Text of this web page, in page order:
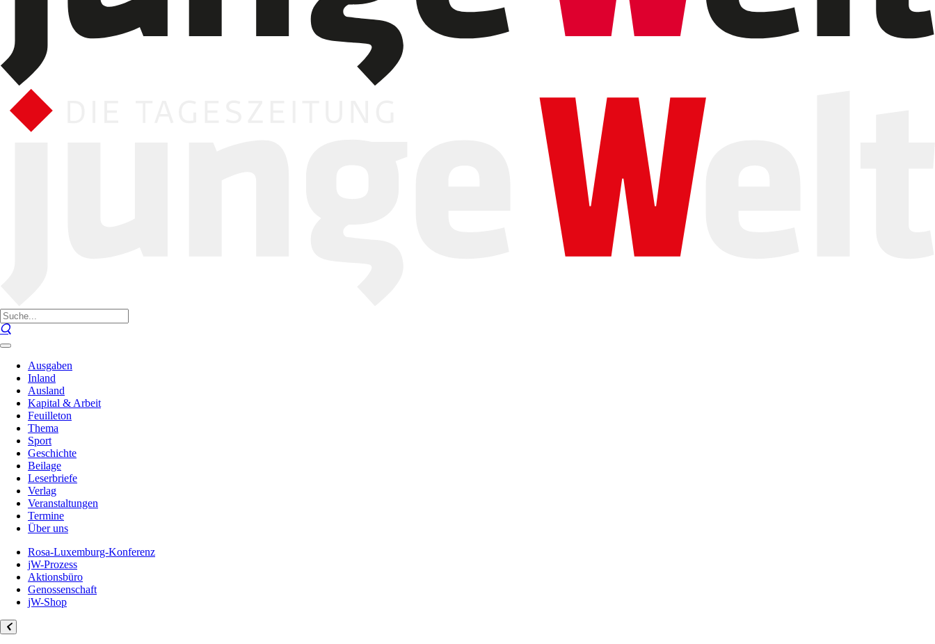
Ausgaben
Inland
Ausland
Kapital & Arbeit
Feuilleton
Thema
Sport
Geschichte
Beilage
Leserbriefe
Verlag
Veranstaltungen
Termine
Über uns
Rosa-Luxemburg-Konferenz
jW-Prozess
Aktionsbüro
Genossenschaft
jW-Shop